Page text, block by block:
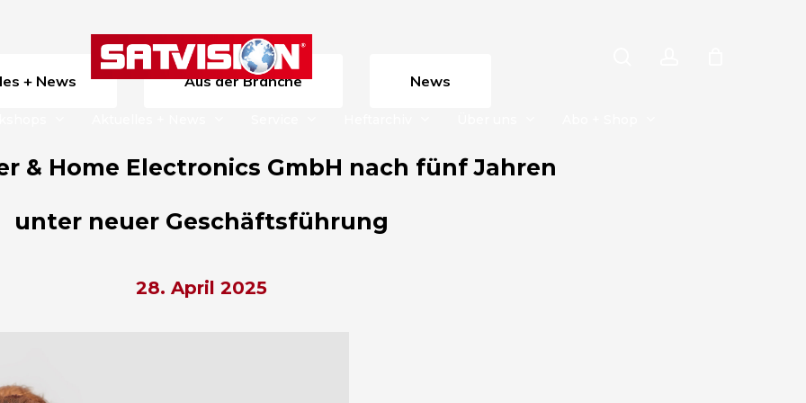
+ News Aus der Branche News
& Home Electronics GmbH nach fünf Jahren
unter neuer Geschäftsführung
28. April 2025